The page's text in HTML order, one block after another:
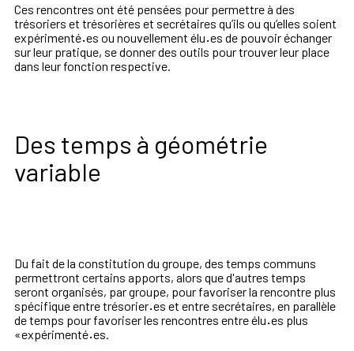
Ces rencontres ont été pensées pour permettre à des
trésoriers et trésorières et secrétaires qu’ils ou qu’elles soient
expérimenté·es ou nouvellement élu·es de pouvoir échanger
sur leur pratique, se donner des outils pour trouver leur place
dans leur fonction respective.
Des temps à géométrie
variable
Du fait de la constitution du groupe, des temps communs
permettront certains apports, alors que d'autres temps
seront organisés, par groupe, pour favoriser la rencontre plus
spécifique entre trésorier·es et entre secrétaires, en parallèle
de temps pour favoriser les rencontres entre élu·es plus
«expérimenté·es.